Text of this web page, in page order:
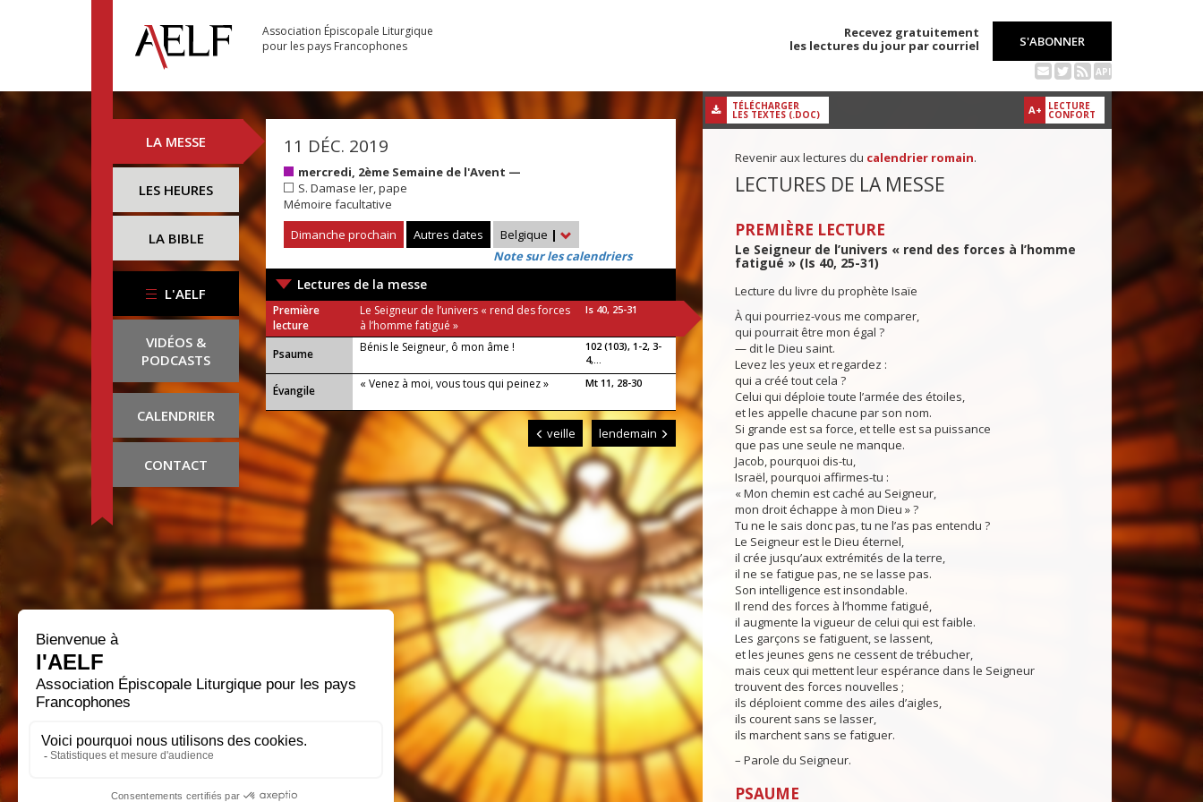
Association Épiscopale Liturgique
pour les pays Francophones
Recevez gratuitement
les lectures du jour par courriel
S'ABONNER
API
LA MESSE
LES HEURES
LA BIBLE
L'AELF
VIDÉOS &
PODCASTS
CALENDRIER
CONTACT
11 DÉC. 2019
mercredi, 2ème Semaine de l'Avent —
S. Damase Ier, pape
Mémoire facultative
Dimanche prochain
Autres dates Belgique |
Note sur les calendriers
Lectures de la messe
Première
lecture
Le Seigneur de l’univers « rend des forces
à l’homme fatigué »
Is 40, 25-31
Psaume Bénis le Seigneur, ô mon âme !
102 (103), 1-2, 3-
4,...
Évangile « Venez à moi, vous tous qui peinez » Mt 11, 28-30
veille lendemain
A+ LECTURE
CONFORT
TÉLÉCHARGER
LES TEXTES (.DOC)
Revenir aux lectures du calendrier romain.
LECTURES DE LA MESSE
PREMIÈRE LECTURE
Le Seigneur de l’univers « rend des forces à l’homme
fatigué » (Is 40, 25-31)
Lecture du livre du prophète Isaïe
À qui pourriez-vous me comparer,
qui pourrait être mon égal ?
— dit le Dieu saint.
Levez les yeux et regardez :
qui a créé tout cela ?
Celui qui déploie toute l’armée des étoiles,
et les appelle chacune par son nom.
Si grande est sa force, et telle est sa puissance
que pas une seule ne manque.
Jacob, pourquoi dis-tu,
Israël, pourquoi affirmes-tu :
« Mon chemin est caché au Seigneur,
mon droit échappe à mon Dieu » ?
Tu ne le sais donc pas, tu ne l’as pas entendu ?
Le Seigneur est le Dieu éternel,
il crée jusqu’aux extrémités de la terre,
il ne se fatigue pas, ne se lasse pas.
Son intelligence est insondable.
Il rend des forces à l’homme fatigué,
il augmente la vigueur de celui qui est faible.
Les garçons se fatiguent, se lassent,
et les jeunes gens ne cessent de trébucher,
mais ceux qui mettent leur espérance dans le Seigneur
trouvent des forces nouvelles ;
ils déploient comme des ailes d’aigles,
ils courent sans se lasser,
ils marchent sans se fatiguer.
– Parole du Seigneur.
PSAUME